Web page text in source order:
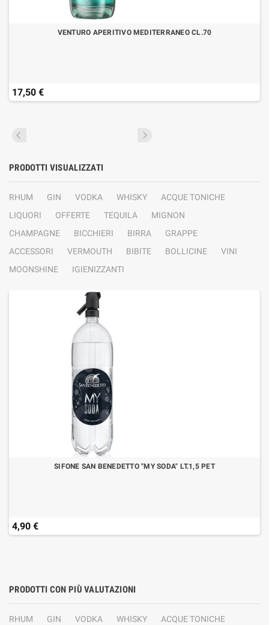
VENTURO APERITIVO MEDITERRANEO CL.70
17,50 €
PRODOTTI VISUALIZZATI
RHUM GIN VODKA WHISKY
ACQUE TONICHE
LIQUORI
OFFERTE TEQUILA
MIGNON
CHAMPAGNE
BICCHIERI BIRRA
GRAPPE
ACCESSORI
VERMOUTH BIBITE BOLLICINE
VINI
MOONSHINE
IGIENIZZANTI
SIFONE SAN BENEDETTO "MY SODA" LT.1,5 PET
4,90 €
PRODOTTI CON PIÙ VALUTAZIONI
RHUM GIN VODKA WHISKY
ACQUE TONICHE